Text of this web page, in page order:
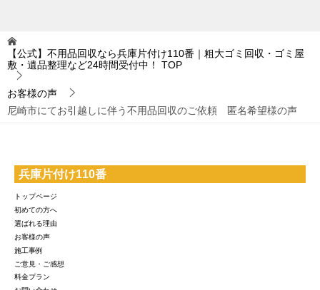
【公式】不用品回収なら兵庫片付け110番｜粗大ゴミ回収・ゴミ屋
敷・遺品整理など24時間受付中！
TOP
お客様の声
尼崎市にてお引越しに伴う不用品回収のご依頼 匿名希望様の声
兵庫片付け110番
トップページ
初めての方へ
選ばれる理由
お客様の声
施工事例
ご意見・ご感想
料金プラン